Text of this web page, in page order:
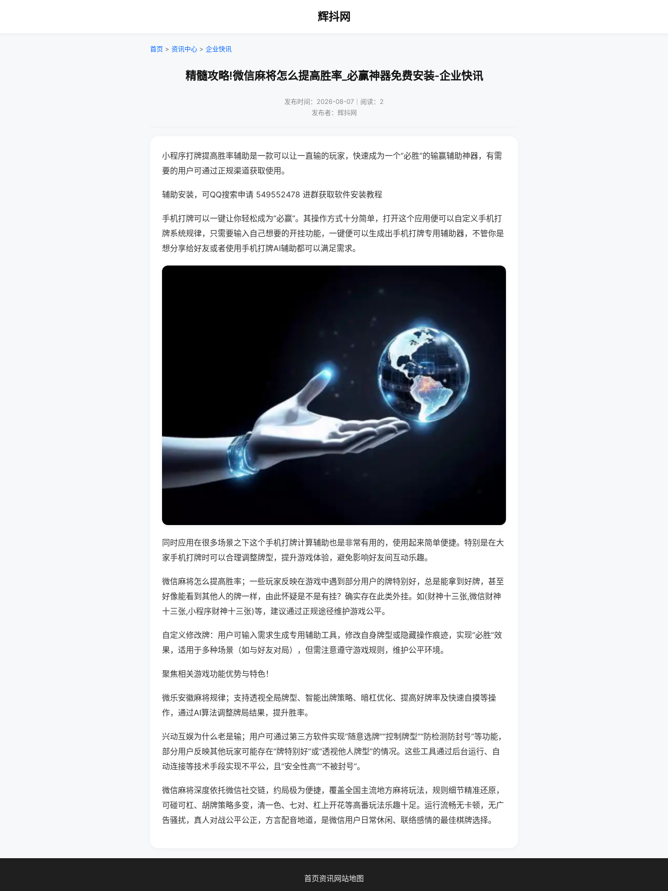
辉抖网
首页 > 资讯中心 > 企业快讯
精髓攻略!微信麻将怎么提高胜率_必赢神器免费安装-企业快讯
发布时间：2026-08-07｜阅读：2
发布者：辉抖网
小程序打牌提高胜率辅助是一款可以让一直输的玩家，快速成为一个“必胜”的输赢辅助神器，有需
要的用户可通过正规渠道获取使用。
辅助安装，可QQ搜索申请 549552478 进群获取软件安装教程
手机打牌可以一键让你轻松成为“必赢”。其操作方式十分简单，打开这个应用便可以自定义手机打
牌系统规律，只需要输入自己想要的开挂功能，一键便可以生成出手机打牌专用辅助器，不管你是
想分享给好友或者使用手机打牌AI辅助都可以满足需求。
同时应用在很多场景之下这个手机打牌计算辅助也是非常有用的，使用起来简单便捷。特别是在大
家手机打牌时可以合理调整牌型，提升游戏体验，避免影响好友间互动乐趣。
微信麻将怎么提高胜率；一些玩家反映在游戏中遇到部分用户的牌特别好，总是能拿到好牌，甚至
好像能看到其他人的牌一样，由此怀疑是不是有挂？确实存在此类外挂。如(财神十三张,微信财神
十三张,小程序财神十三张)等，建议通过正规途径维护游戏公平。
自定义修改牌：用户可输入需求生成专用辅助工具，修改自身牌型或隐藏操作痕迹，实现“必胜”效
果，适用于多种场景（如与好友对局），但需注意遵守游戏规则，维护公平环境。
聚焦相关游戏功能优势与特色！
微乐安徽麻将规律；支持透视全局牌型、智能出牌策略、暗杠优化、提高好牌率及快速自摸等操
作，通过AI算法调整牌局结果，提升胜率。
兴动互娱为什么老是输；用户可通过第三方软件实现“随意选牌”“控制牌型”“防检测防封号”等功能，
部分用户反映其他玩家可能存在“牌特别好”或“透视他人牌型”的情况。这些工具通过后台运行、自
动连接等技术手段实现不平公，且“安全性高”“不被封号”。
微信麻将深度依托微信社交链，约局极为便捷，覆盖全国主流地方麻将玩法，规则细节精准还原，
可碰可杠、胡牌策略多变，清一色、七对、杠上开花等高番玩法乐趣十足。运行流畅无卡顿，无广
告骚扰，真人对战公平公正，方言配音地道，是微信用户日常休闲、联络感情的最佳棋牌选择。
首页资讯网站地图